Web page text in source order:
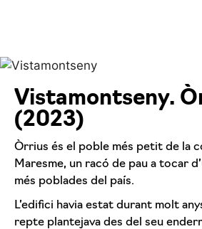
Vistamontseny.
(2023)
Òrrius és el poble més petit de la
Maresme, un racó de pau a tocar
més poblades del país.
L’edifici havia estat durant molt
repte plantejava des del seu